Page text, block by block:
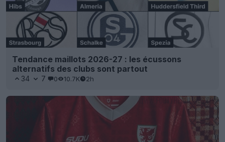
Tendance maillots 2026-27 : les écussons
alternatifs des clubs sont partout
34 7 0 10.7K 2h